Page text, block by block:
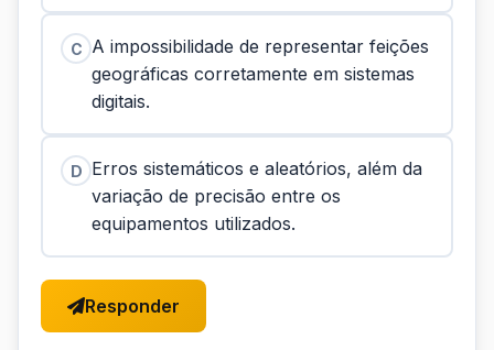
C A impossibilidade de representar feições
geográficas corretamente em sistemas
digitais.
D Erros sistemáticos e aleatórios, além da
variação de precisão entre os
equipamentos utilizados.
Responder